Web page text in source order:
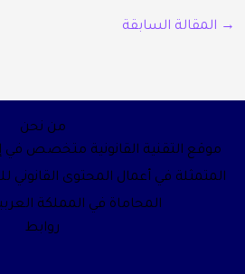
→ المقالة السابقة
من نحن
موقع التقنية القانونية متخصص في
المتمثلة في أعمال المحتوى القانوني
المحاماة في المملكة
روابط